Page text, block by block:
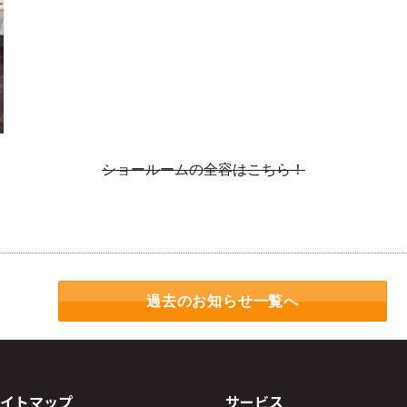
ショールームの全容はこちら！
過去のお知らせ一覧へ
トマップ サービス